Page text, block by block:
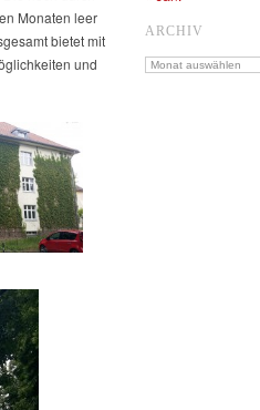
Monaten leer
bietet mit
und
ARCHIV
Archiv